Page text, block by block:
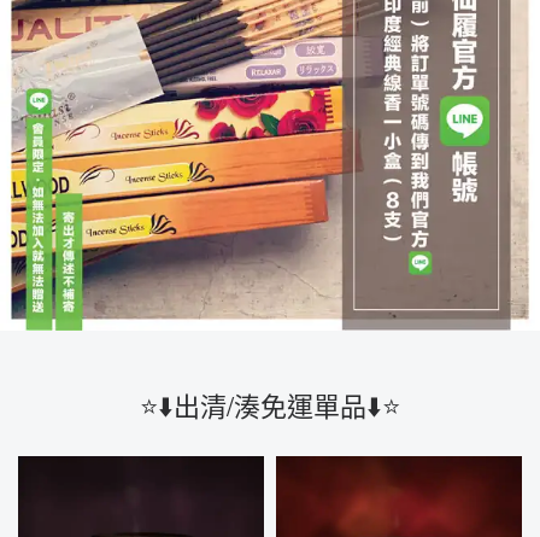
⭐️⬇️出清/湊免運單品⬇️⭐️